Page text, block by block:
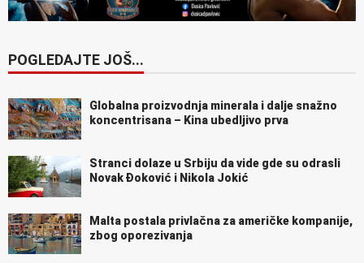
POGLEDAJTE JOŠ...
Globalna proizvodnja minerala i dalje snažno
koncentrisana – Kina ubedljivo prva
Stranci dolaze u Srbiju da vide gde su odrasli
Novak Đoković i Nikola Jokić
Malta postala privlačna za američke kompanije,
zbog oporezivanja